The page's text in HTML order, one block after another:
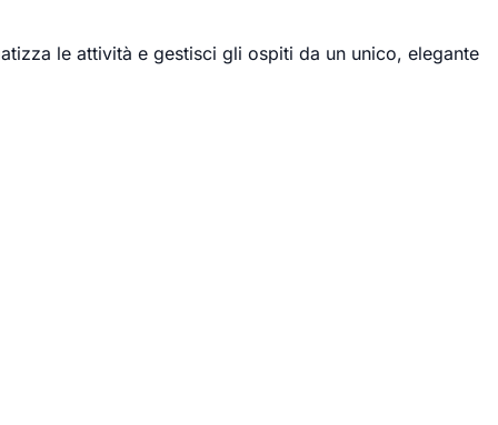
le attività e gestisci gli ospiti da un unico, elegante